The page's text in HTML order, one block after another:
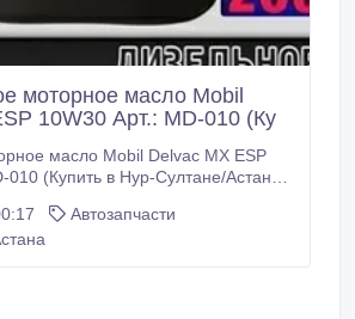
моторное масло Mobil
10W30 Арт.: MD-010 (Ку
масло Mobil Delvac MX ESP
010 (Купить в Нур-Султане/Астане)
моторным маслом с
свойствами,
Автозапчасти